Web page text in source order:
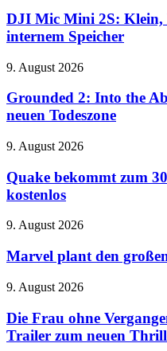
Mini
2S:
Klein,
und
endlich
mit
Speicher
DJI Mic Mini 2S: Klein,
internem Speicher
Grounded
Into
Abyss
den
zur
neuen
9. August 2026
Grounded 2: Into the
neuen Todeszone
Quake
zum
30.
Geburtstag
neue
kostenlos
9. August 2026
Quake bekommt zum
kostenlos
Marvel
den
großen
X-
Men-
Neustart
9. August 2026
Marvel plant den
Die
ohne
Vergangenheit:
Netflix
9. August 2026
Die Frau ohne
Trailer zum neuen